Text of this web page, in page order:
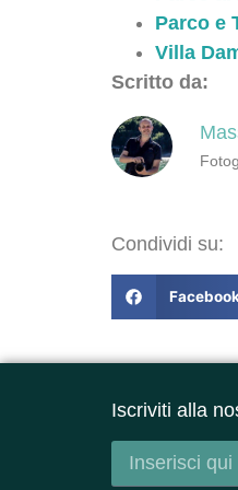
Parco e
Villa
Scritto da:
Condividi su:
Iscriviti alla